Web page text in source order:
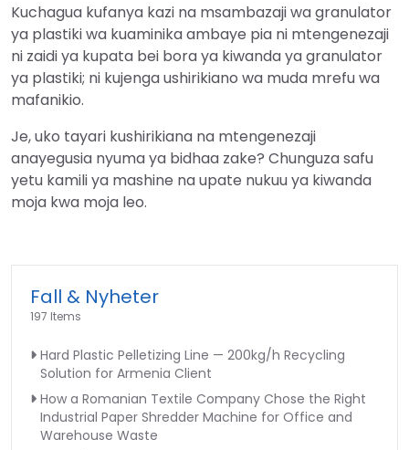
Kuchagua kufanya kazi na msambazaji wa granulator
ya plastiki wa kuaminika ambaye pia ni mtengenezaji
ni zaidi ya kupata bei bora ya kiwanda ya granulator
ya plastiki; ni kujenga ushirikiano wa muda mrefu wa
mafanikio.
Je, uko tayari kushirikiana na mtengenezaji
anayegusia nyuma ya bidhaa zake? Chunguza safu
yetu kamili ya mashine na upate nukuu ya kiwanda
moja kwa moja leo.
Fall & Nyheter
197 Items
Hard Plastic Pelletizing Line — 200kg/h Recycling
Solution for Armenia Client
How a Romanian Textile Company Chose the Right
Industrial Paper Shredder Machine for Office and
Warehouse Waste